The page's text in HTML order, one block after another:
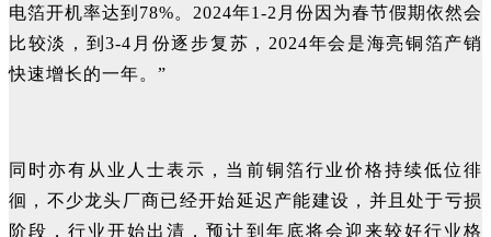
电箔开机率达到78%。2024年1-2月份因为春节假期依然会
比较淡，到3-4月份逐步复苏，2024年会是海亮铜箔产销
快速增长的一年。”
同时亦有从业人士表示，当前铜箔行业价格持续低位徘
徊，不少龙头厂商已经开始延迟产能建设，并且处于亏损
阶段，行业开始出清，预计到年底将会迎来较好行业格